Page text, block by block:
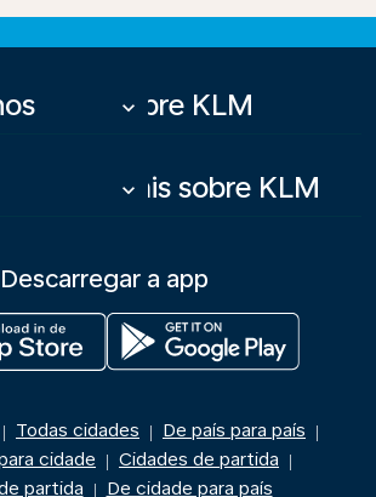
Sobre KLM
keyboard_arrow_down
Mais sobre KLM
keyboard_arrow_down
Descarregar a app
| Todas cidades | De país para país |
cidade | Cidades de partida |
partida | De cidade para país